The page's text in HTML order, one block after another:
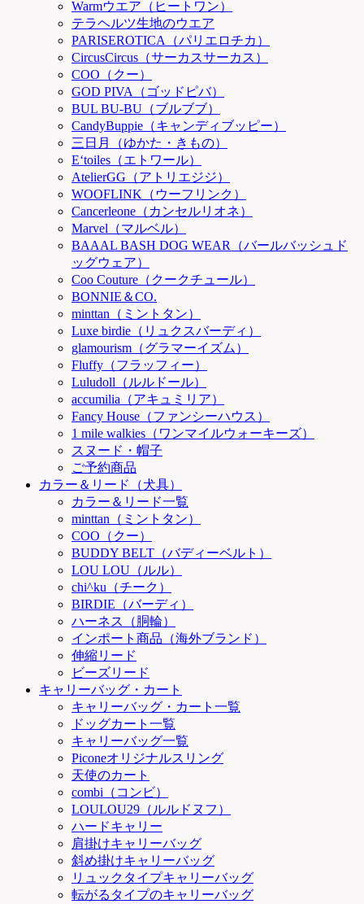
Warmウエア（ヒートワン）
テラヘルツ生地のウエア
PARISEROTICA（パリエロチカ）
CircusCircus（サーカスサーカス）
COO（クー）
GOD PIVA（ゴッドピバ）
BUL BU-BU（ブルブブ）
CandyBuppie（キャンディブッピー）
三日月（ゆかた・きもの）
E‘toiles（エトワール）
AtelierGG（アトリエジジ）
WOOFLINK（ウーフリンク）
Cancerleone（カンセルリオネ）
Marvel（マルベル）
BAAAL BASH DOG WEAR（バールバッシュド
ッグウェア）
Coo Couture（クークチュール）
BONNIE＆CO.
minttan（ミントタン）
Luxe birdie（リュクスバーディ）
glamourism（グラマーイズム）
Fluffy（フラッフィー）
Luludoll（ルルドール）
accumilia（アキュミリア）
Fancy House（ファンシーハウス）
1 mile walkies（ワンマイルウォーキーズ）
スヌード・帽子
ご予約商品
カラー＆リード（犬具）
カラー＆リード一覧
minttan（ミントタン）
COO（クー）
BUDDY BELT（バディーベルト）
LOU LOU（ルル）
chi^ku（チーク）
BIRDIE（バーディ）
ハーネス（胴輪）
インポート商品（海外ブランド）
伸縮リード
ビーズリード
キャリーバッグ・カート
キャリーバッグ・カート一覧
ドッグカート一覧
キャリーバッグ一覧
Piconeオリジナルスリング
天使のカート
combi（コンビ）
LOULOU29（ルルドヌフ）
ハードキャリー
肩掛けキャリーバッグ
斜め掛けキャリーバッグ
リュックタイプキャリーバッグ
転がるタイプのキャリーバッグ